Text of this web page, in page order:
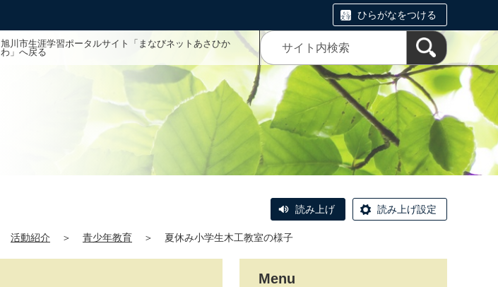
ひらがなをつける
旭川市生涯学習ポータルサイト「まなびネットあさひか
わ」へ戻る
読み上げ 読み上げ設定
活動紹介 ＞ 青少年教育 ＞ 夏休み小学生木工教室の様子
Menu